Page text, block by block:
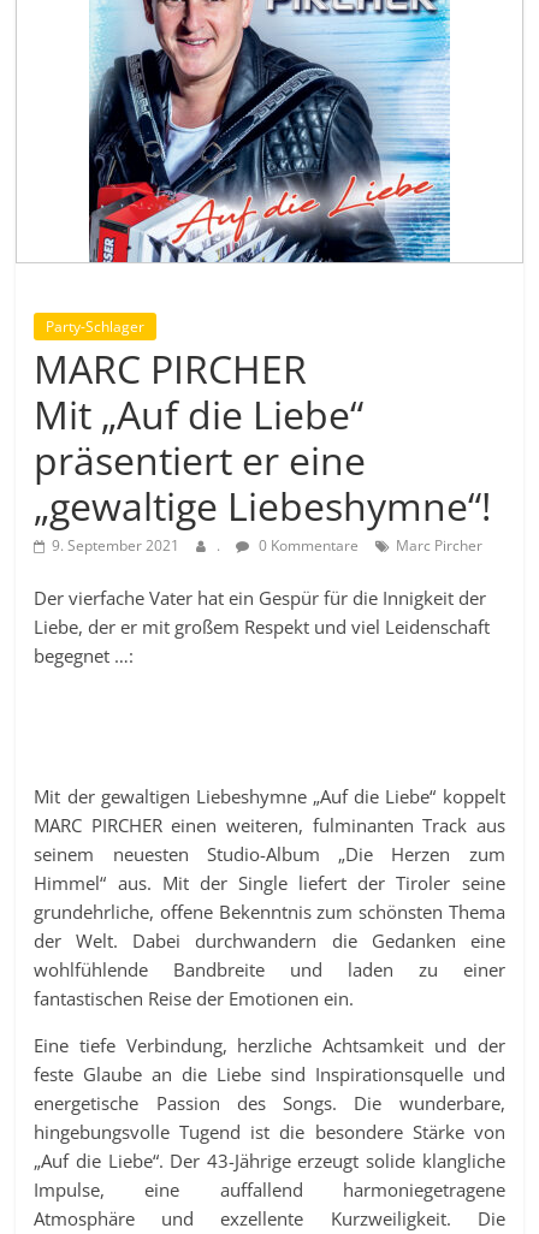
Party-Schlager
MARC PIRCHER
Mit „Auf die Liebe“
präsentiert er eine
„gewaltige Liebeshymne“!
9. September 2021 . 0 Kommentare Marc Pircher
Der vierfache Vater hat ein Gespür für die Innigkeit der
Liebe, der er mit großem Respekt und viel Leidenschaft
begegnet …:
Mit der gewaltigen Liebeshymne „Auf die Liebe“ koppelt
MARC PIRCHER einen weiteren, fulminanten Track aus
seinem neuesten Studio-Album „Die Herzen zum
Himmel“ aus. Mit der Single liefert der Tiroler seine
grundehrliche, offene Bekenntnis zum schönsten Thema
der Welt. Dabei durchwandern die Gedanken eine
wohlfühlende Bandbreite und laden zu einer
fantastischen Reise der Emotionen ein.
Eine tiefe Verbindung, herzliche Achtsamkeit und der
feste Glaube an die Liebe sind Inspirationsquelle und
energetische Passion des Songs. Die wunderbare,
hingebungsvolle Tugend ist die besondere Stärke von
„Auf die Liebe“. Der 43-Jährige erzeugt solide klangliche
Impulse, eine auffallend harmoniegetragene
Atmosphäre und exzellente Kurzweiligkeit. Die